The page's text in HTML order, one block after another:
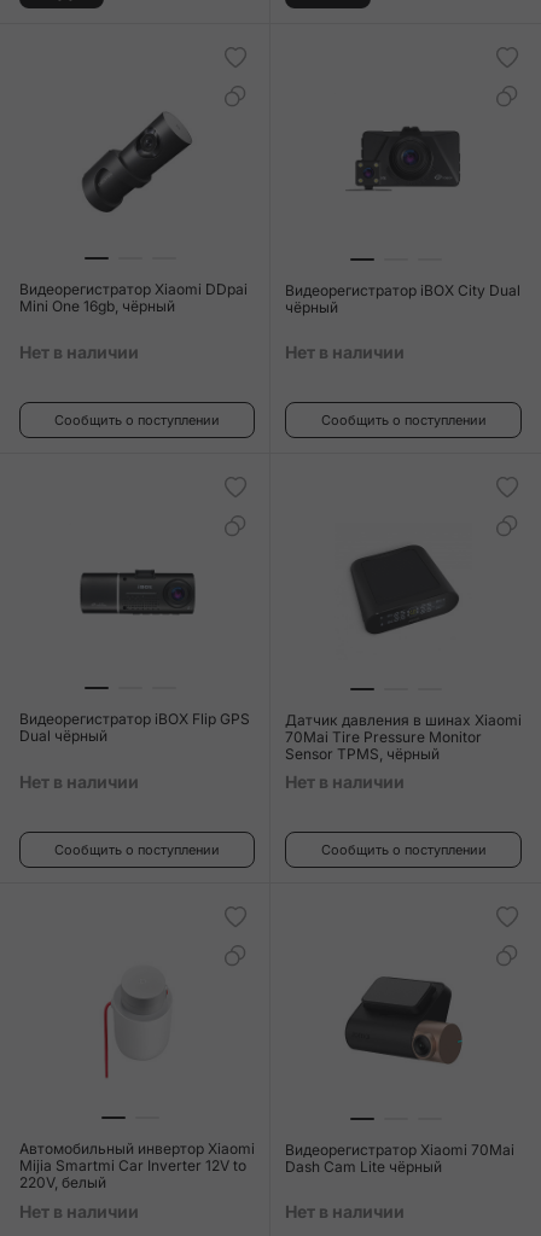
Видеорегистратор Xiaomi DDpai
Mini One 16gb, чёрный
Нет в наличии
Сообщить о поступлении
Видеорегистратор iBOX City Dual
чёрный
Нет в наличии
Сообщить о поступлении
Видеорегистратор iBOX Flip GPS
Dual чёрный
Нет в наличии
Сообщить о поступлении
Датчик давления в шинах Xiaomi
70Mai Tire Pressure Monitor
Sensor TPMS, чёрный
Нет в наличии
Сообщить о поступлении
Автомобильный инвертор Xiaomi
Mijia Smartmi Car Inverter 12V to
220V, белый
Нет в наличии
Видеорегистратор Xiaomi 70Mai
Dash Cam Lite чёрный
Нет в наличии